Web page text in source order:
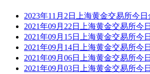
2023年11月2日上海黄金交易所今
2021年09月22日上海黄金交易所今
2021年09月15日上海黄金交易所今
2021年09月14日上海黄金交易所今
2021年09月06日上海黄金交易所今
2021年09月03日上海黄金交易所今